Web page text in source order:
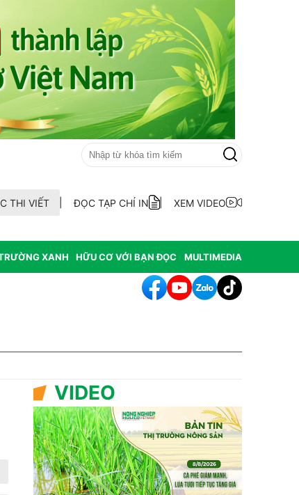
THI VIẾT ĐỌC TẠP CHÍ IN XEM VIDEO
XANH HỮU CƠ VỚI BẠN ĐỌC MULTIMEDIA
hiện 9 mẫu xăng dầu kém chất lượng
VIDEO